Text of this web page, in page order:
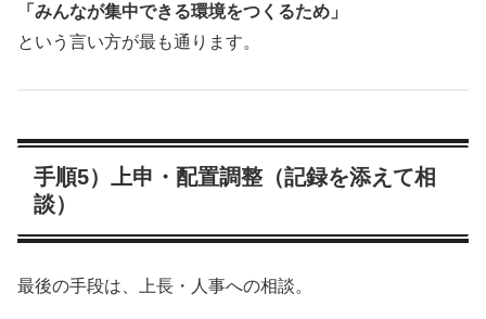
「みんなが集中できる環境をつくるため」
という言い方が最も通ります。
手順5）上申・配置調整（記録を添えて相
談）
最後の手段は、上長・人事への相談。